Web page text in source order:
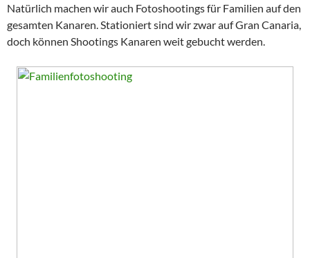
Natürlich machen wir auch Fotoshootings für Familien auf den
gesamten Kanaren. Stationiert sind wir zwar auf Gran Canaria,
doch können Shootings Kanaren weit gebucht werden.